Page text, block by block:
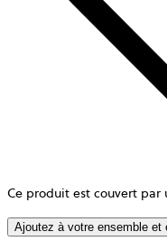
Ce produit est couvert par
Ajoutez à votre ensemble et